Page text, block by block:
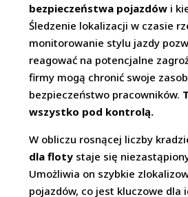
bezpieczeństwa pojazdów i
Śledzenie lokalizacji w czasie
monitorowanie stylu jazdy
reagować na potencjalne
firmy mogą chronić swoje
bezpieczeństwo pracowników.
wszystko pod kontrolą.
W obliczu rosnącej liczby
dla floty staje się
Umożliwia on szybkie
pojazdów, co jest kluczowe dla